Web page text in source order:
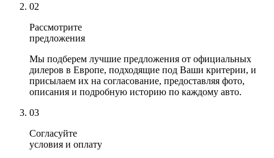
02
Рассмотрите
предложения
Мы подберем лучшие предложения от официальных
дилеров в Европе, подходящие под Ваши критерии, и
присылаем их на согласование, предоставляя фото,
описания и подробную историю по каждому авто.
03
Согласуйте
условия и оплату